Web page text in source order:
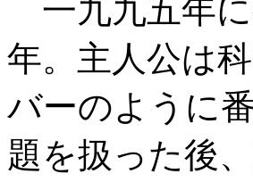
一九九五年
年。主人公は
バーのように
題を扱った後